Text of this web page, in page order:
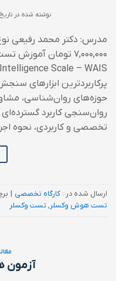
نوشته شده در تاریخ
مدرس: دکتر محمد رفیعی
پرکاربردترین ابزارهای
حوزه‌های روان‌شناسی،
روان‌سنجی کاربرد
تخصصی و کاربردی، نحوه
ارسال شده در : کارگاه تخصصی |
تست هوش وکسلر, تست وکسلر
آزمون